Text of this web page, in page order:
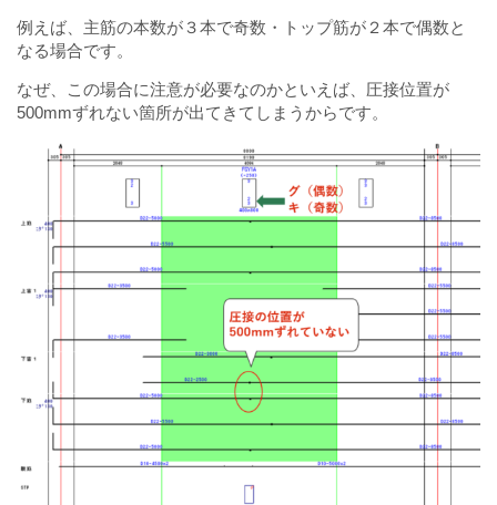
例えば、主筋の本数が３本で奇数・トップ筋が２本で偶数と
なる場合です。
なぜ、この場合に注意が必要なのかといえば、圧接位置が
500mmずれない箇所が出てきてしまうからです。